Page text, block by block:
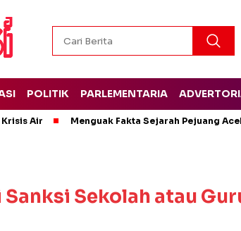
POLITIK PARLEMENTARIA
Krisis Air Menguak Fakta Sejarah Pejuang
Sekolah atau